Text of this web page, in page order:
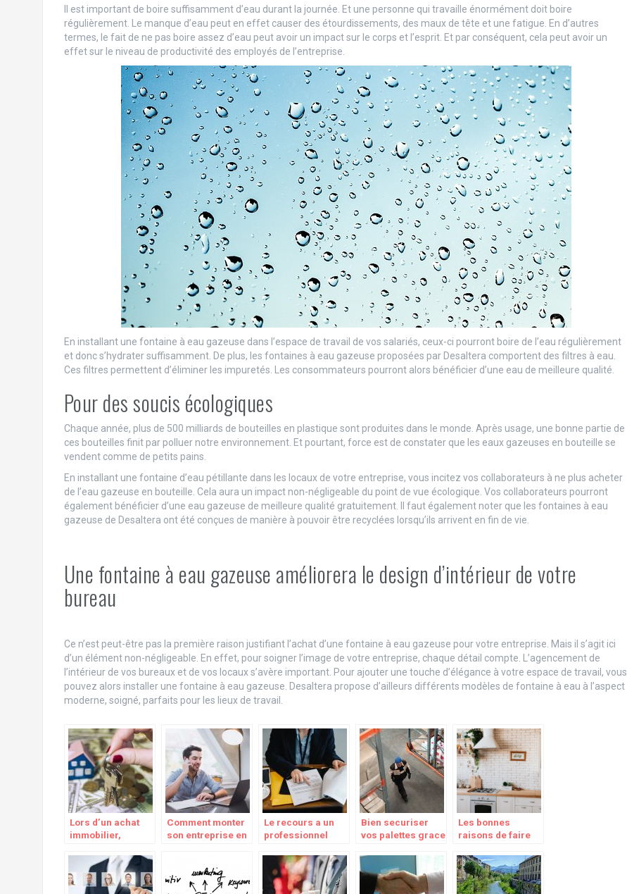
Il est important de boire suffisamment d’eau durant la journée. Et une personne qui travaille énormément doit boire
régulièrement. Le manque d’eau peut en effet causer des étourdissements, des maux de tête et une fatigue. En d’autres
termes, le fait de ne pas boire assez d’eau peut avoir un impact sur le corps et l’esprit. Et par conséquent, cela peut avoir un
effet sur le niveau de productivité des employés de l’entreprise.
En installant une fontaine à eau gazeuse dans l’espace de travail de vos salariés, ceux-ci pourront boire de l’eau régulièrement
et donc s’hydrater suffisamment. De plus, les fontaines à eau gazeuse proposées par Desaltera comportent des filtres à eau.
Ces filtres permettent d’éliminer les impuretés. Les consommateurs pourront alors bénéficier d’une eau de meilleure qualité.
Pour des soucis écologiques
Chaque année, plus de 500 milliards de bouteilles en plastique sont produites dans le monde. Après usage, une bonne partie de
ces bouteilles finit par polluer notre environnement. Et pourtant, force est de constater que les eaux gazeuses en bouteille se
vendent comme de petits pains.
En installant une fontaine d’eau pétillante dans les locaux de votre entreprise, vous incitez vos collaborateurs à ne plus acheter
de l’eau gazeuse en bouteille. Cela aura un impact non-négligeable du point de vue écologique. Vos collaborateurs pourront
également bénéficier d’une eau gazeuse de meilleure qualité gratuitement. Il faut également noter que les fontaines à eau
gazeuse de Desaltera ont été conçues de manière à pouvoir être recyclées lorsqu’ils arrivent en fin de vie.
Une fontaine à eau gazeuse améliorera le design d’intérieur de votre
bureau
Ce n’est peut-être pas la première raison justifiant l’achat d’une fontaine à eau gazeuse pour votre entreprise. Mais il s’agit ici
d’un élément non-négligeable. En effet, pour soigner l’image de votre entreprise, chaque détail compte. L’agencement de
l’intérieur de vos bureaux et de vos locaux s’avère important. Pour ajouter une touche d’élégance à votre espace de travail, vous
pouvez alors installer une fontaine à eau gazeuse. Desaltera propose d’ailleurs différents modèles de fontaine à eau à l’aspect
moderne, soigné, parfaits pour les lieux de travail.
Lors d’un achat
immobilier,
vérifier ces
éléments
Comment monter
son entreprise en
Le recours a un
professionnel
finance et votre
comptabilite
Bien securiser
vos palettes grace
Les bonnes
raisons de faire
architecte
d’intérieur